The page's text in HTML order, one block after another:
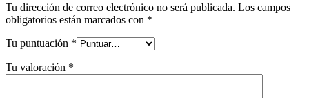
Tu dirección de correo electrónico no será publicada. Los campos
obligatorios están marcados con *
Tu puntuación *
Tu valoración *